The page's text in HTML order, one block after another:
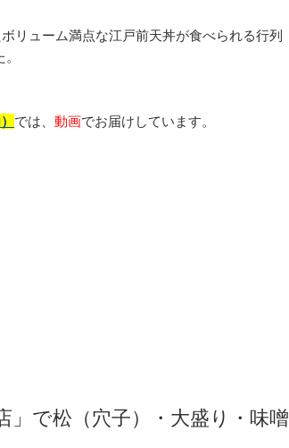
リューム満点な江戸前天丼が食べられる行列
では、 動画でお届けしています。
で松（穴子）・大盛り・味噌